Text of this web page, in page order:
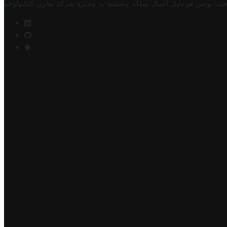
تونس هو دليل أعمال تملكه وتحتفظ به وتديره شركة مخزن التكنولوجيا